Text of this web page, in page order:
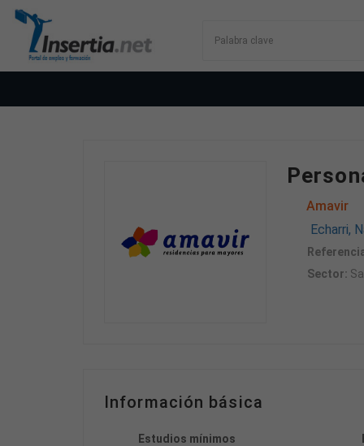
Amavir
Echarri,
Sector:
Información básica
Estudios mínimos